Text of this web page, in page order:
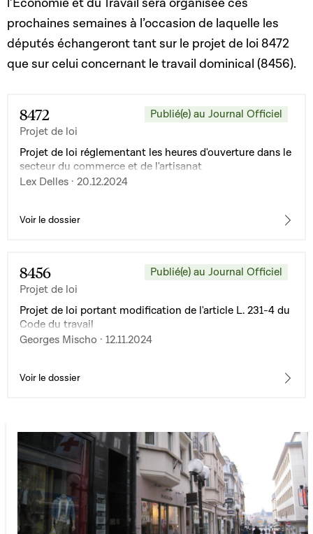
l’Économie et du Travail sera organisée ces
prochaines semaines à l’occasion de laquelle les
députés échangeront tant sur le projet de loi 8472
que sur celui concernant le travail dominical (8456).
8472
Projet de loi
Publié(e) au Journal Officiel
Projet de loi réglementant les heures d'ouverture dans le
secteur du commerce et de l'artisanat
Lex Delles · 20.12.2024
Voir le dossier
8456
Projet de loi
Publié(e) au Journal Officiel
Projet de loi portant modification de l'article L. 231-4 du
Code du travail
Georges Mischo · 12.11.2024
Voir le dossier